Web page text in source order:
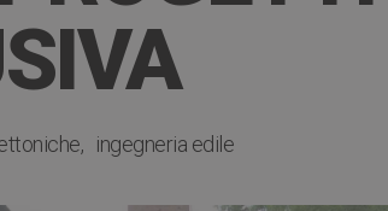
ingegneria edile